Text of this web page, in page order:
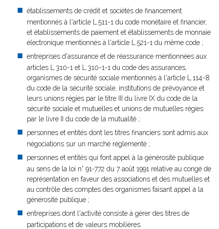
établissements de crédit et sociétés de financement
mentionnés à l'article L.511-1 du code monétaire et financier,
et établissements de paiement et établissements de monnaie
électronique mentionnés à l'article L.521-1 du même code ;
entreprises d'assurance et de réassurance mentionnées aux
articles L.310-1 et L.310-1-1 du code des assurances,
organismes de sécurité sociale mentionnés à l'article L.114-8
du code de la sécurité sociale, institutions de prévoyance et
leurs unions régies par le titre III du livre IX du code de la
sécurité sociale et mutuelles et unions de mutuelles régies
par le livre II du code de la mutualité ;
personnes et entités dont les titres financiers sont admis aux
négociations sur un marché réglementé ;
personnes et entités qui font appel à la générosité publique
au sens de la loi n° 91-772 du 7 août 1991 relative au congé de
représentation en faveur des associations et des mutuelles et
au contrôle des comptes des organismes faisant appel à la
générosité publique ;
entreprises dont l'activité consiste à gérer des titres de
participations et de valeurs mobilières.